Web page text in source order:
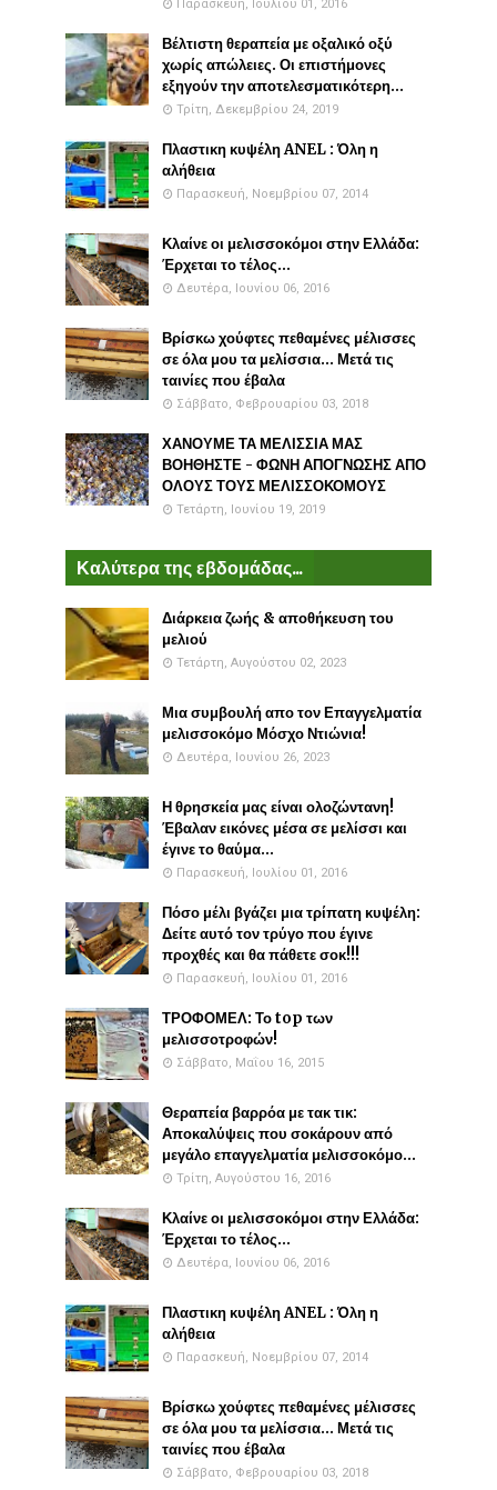
Παρασκευή, Ιουλίου 01, 2016
Βέλτιστη θεραπεία με οξαλικό οξύ
χωρίς απώλειες. Οι επιστήμονες
εξηγούν την αποτελεσματικότερη...
Τρίτη, Δεκεμβρίου 24, 2019
Πλαστικη κυψέλη ANEL : Όλη η
αλήθεια
Παρασκευή, Νοεμβρίου 07, 2014
Κλαίνε οι μελισσοκόμοι στην Ελλάδα:
Έρχεται το τέλος...
Δευτέρα, Ιουνίου 06, 2016
Βρίσκω χούφτες πεθαμένες μέλισσες
σε όλα μου τα μελίσσια... Μετά τις
ταινίες που έβαλα
Σάββατο, Φεβρουαρίου 03, 2018
ΧΑΝΟΥΜΕ ΤΑ ΜΕΛΙΣΣΙΑ ΜΑΣ
ΒΟΗΘΗΣΤΕ - ΦΩΝΗ ΑΠΟΓΝΩΣΗΣ ΑΠΟ
ΟΛΟΥΣ ΤΟΥΣ ΜΕΛΙΣΣΟΚΟΜΟΥΣ
Τετάρτη, Ιουνίου 19, 2019
Καλύτερα της εβδομάδας...
Διάρκεια ζωής & αποθήκευση του
μελιού
Τετάρτη, Αυγούστου 02, 2023
Μια συμβουλή απο τον Επαγγελματία
μελισσοκόμο Μόσχο Ντιώνια!
Δευτέρα, Ιουνίου 26, 2023
Η θρησκεία μας είναι ολοζώντανη!
Έβαλαν εικόνες μέσα σε μελίσσι και
έγινε το θαύμα...
Παρασκευή, Ιουλίου 01, 2016
Πόσο μέλι βγάζει μια τρίπατη κυψέλη:
Δείτε αυτό τον τρύγο που έγινε
προχθές και θα πάθετε σοκ!!!
Παρασκευή, Ιουλίου 01, 2016
ΤΡΟΦΟΜΕΛ: Το top των
μελισσοτροφών!
Σάββατο, Μαΐου 16, 2015
Θεραπεία βαρρόα με τακ τικ:
Αποκαλύψεις που σοκάρουν από
μεγάλο επαγγελματία μελισσοκόμο...
Τρίτη, Αυγούστου 16, 2016
Κλαίνε οι μελισσοκόμοι στην Ελλάδα:
Έρχεται το τέλος...
Δευτέρα, Ιουνίου 06, 2016
Πλαστικη κυψέλη ANEL : Όλη η
αλήθεια
Παρασκευή, Νοεμβρίου 07, 2014
Βρίσκω χούφτες πεθαμένες μέλισσες
σε όλα μου τα μελίσσια... Μετά τις
ταινίες που έβαλα
Σάββατο, Φεβρουαρίου 03, 2018